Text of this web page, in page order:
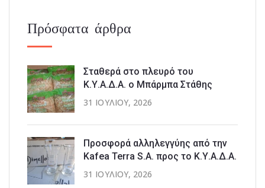
Πρόσφατα άρθρα
Σταθερά στο πλευρό του
Κ.Υ.Α.Δ.Α. ο Μπάρμπα Στάθης
31 ΙΟΥΛΊΟΥ, 2026
Προσφορά αλληλεγγύης από την
Kafea Terra S.A. προς το Κ.Υ.Α.Δ.Α.
31 ΙΟΥΛΊΟΥ, 2026